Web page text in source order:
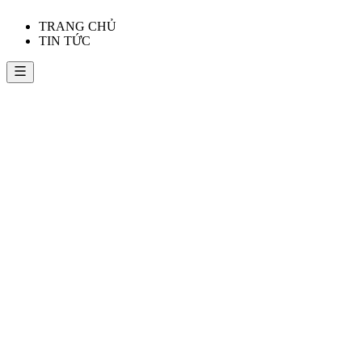
TRANG CHỦ
TIN TỨC